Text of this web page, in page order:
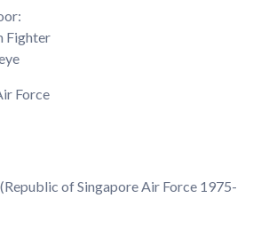
Fighter
Force
(Republic of Singapore Air Force 1975-